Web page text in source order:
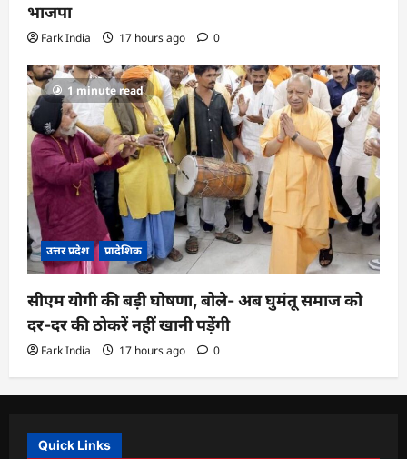
भाजपा
Fark India 17 hours ago 0
1 minute read
उत्तर प्रदेश प्रादेशिक
सीएम योगी की बड़ी घोषणा, बोले- अब घुमंतू समाज को
दर-दर की ठोकरें नहीं खानी पड़ेंगी
Fark India 17 hours ago 0
Quick Links